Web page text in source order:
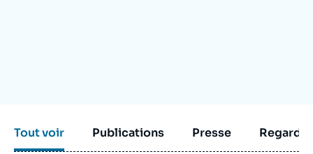
Tout voir Publications Presse